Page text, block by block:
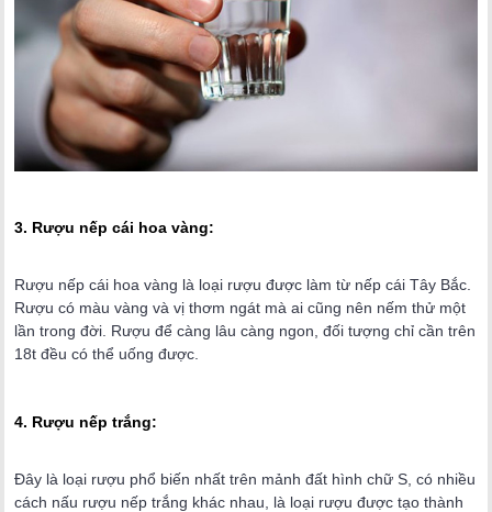
3. Rượu nếp cái hoa vàng:
Rượu nếp cái hoa vàng là loại rượu được làm từ nếp cái Tây Bắc.
Rượu có màu vàng và vị thơm ngát mà ai cũng nên nếm thử một
lần trong đời. Rượu để càng lâu càng ngon, đối tượng chỉ cần trên
18t đều có thể uống được.
4. Rượu nếp trắng:
Đây là loại rượu phổ biến nhất trên mảnh đất hình chữ S, có nhiều
cách nấu rượu nếp trắng khác nhau, là loại rượu được tạo thành